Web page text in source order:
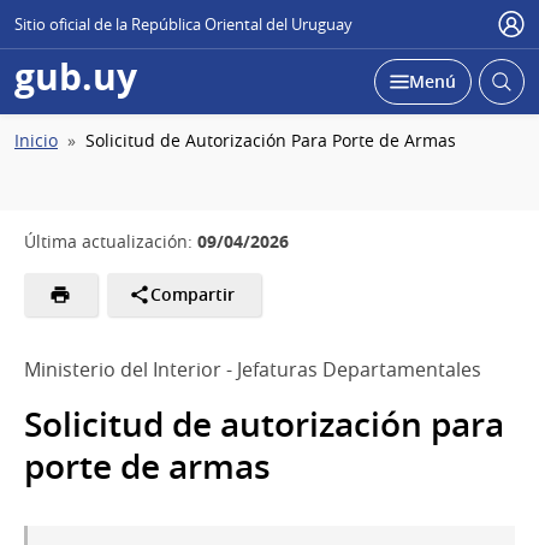
Sitio oficial de la República Oriental del Uruguay
gub.uy Desplegar
Menú Abrir
Ruta
Inicio Solicitud de Autorización Para Porte de Armas
Última actualización: 09/04/2026
Compartir
Ministerio del Interior - Jefaturas Departamentales
Solicitud de autorización para
porte de armas